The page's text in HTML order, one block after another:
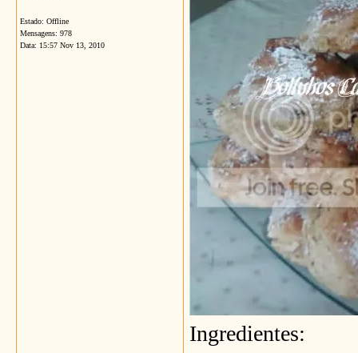
Estado: Offline
Mensagens: 978
Data: 15:57 Nov 13, 2010
Ingredientes: